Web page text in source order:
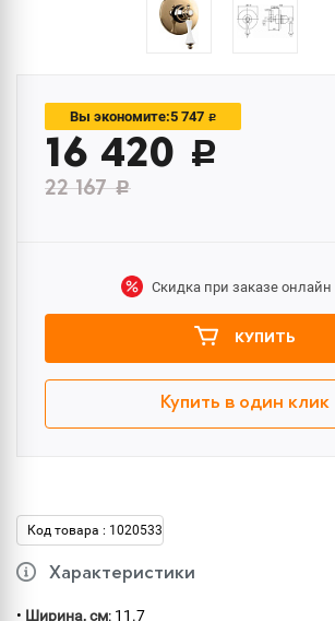
Вы экономите:5 747 c
16 420 c
22 167c
Скидка при заказе онлайн
КУПИТЬ
Купить в один клик
Код товара : 1020533
Характеристики
• Ширина, см: 11.7